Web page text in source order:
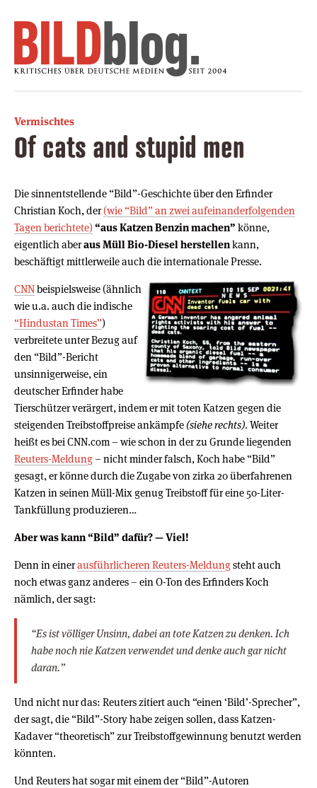
Vermischtes
Of cats and stupid men
Die sinnentstellende “Bild”-Geschichte über den Erfinder
Christian Koch, der(wie “Bild” an zwei aufeinanderfolgenden
Tagen berichtete) “aus Katzen Benzin machen” könne,
eigentlich aberaus Müll Bio-Diesel herstellenkann,
beschäftigt mittlerweile auch die internationale Presse.
CNNbeispielsweise (ähnlich
wie u.a. auch die indische
“Hindustan Times”)
verbreitete unter Bezug auf
den “Bild”-Bericht
unsinnigerweise, ein
deutscher Erfinder habe
Tierschützer verärgert, indem er mit toten Katzen gegen die
steigenden Treibstoffpreise ankämpfe (siehe rechts). Weiter
heißt es bei CNN.com – wie schon in der zu Grunde liegenden
Reuters-Meldung– nicht minder falsch, Koch habe “Bild”
gesagt, er könne durch die Zugabe von zirka 20 überfahrenen
Katzen in seinen Müll-Mix genug Treibstoff für eine 50-Liter-
Tankfüllung produzieren…
Aber was kann “Bild” dafür? — Viel!
Denn in einerausführlicheren Reuters-Meldungsteht auch
noch etwas ganz anderes – ein O-Ton des Erfinders Koch
nämlich, der sagt:
“Es ist völliger Unsinn, dabei an tote Katzen zu denken. Ich
habe noch nie Katzen verwendet und denke auch gar nicht
daran.”
Und nicht nur das: Reuters zitiert auch “einen ‘Bild’-Sprecher”,
der sagt, die “Bild”-Story habe zeigen sollen, dass Katzen-
Kadaver “theoretisch” zur Treibstoffgewinnung benutzt werden
könnten.
Und Reuters hat sogar mit einem der “Bild”-Autoren